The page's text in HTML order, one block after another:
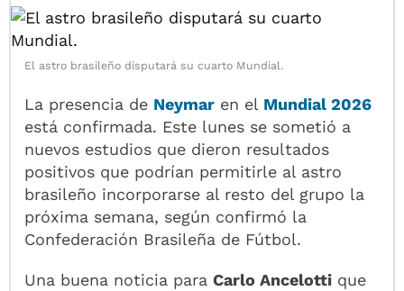
El astro brasileño disputará su cuarto Mundial.
La presencia de Neymar en el Mundial 2026
está confirmada. Este lunes se sometió a
nuevos estudios que dieron resultados
positivos que podrían permitirle al astro
brasileño incorporarse al resto del grupo la
próxima semana, según confirmó la
Confederación Brasileña de Fútbol.
Una buena noticia paraCarlo Ancelotti que